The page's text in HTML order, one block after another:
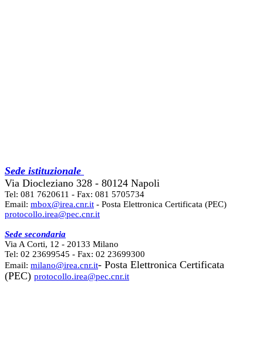
Sede istituzionale
Via Diocleziano 328 - 80124 Napoli
Tel: 081 7620611 - Fax: 081 5705734
Email: mbox@irea.cnr.it - Posta Elettronica Certificata (PEC)
protocollo.irea@pec.cnr.it
Sede secondaria
Via A Corti, 12 - 20133 Milano
Tel: 02 23699545 - Fax: 02 23699300
Email: milano@irea.cnr.it- Posta Elettronica Certificata
(PEC) protocollo.irea@pec.cnr.it